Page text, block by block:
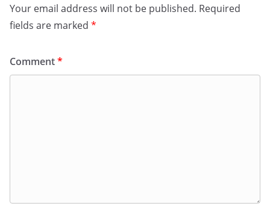
Your email address will not be published. Required
fields are marked *
Comment*